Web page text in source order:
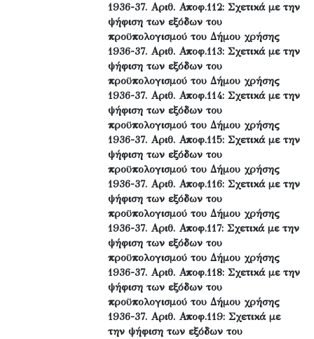
1936-37. Αριθ. Αποφ.112: Σχετικά με την
ψήφιση των εξόδων του
προϋπολογισμού του Δήμου χρήσης
1936-37. Αριθ. Αποφ.113: Σχετικά με την
ψήφιση των εξόδων του
προϋπολογισμού του Δήμου χρήσης
1936-37. Αριθ. Αποφ.114: Σχετικά με την
ψήφιση των εξόδων του
προϋπολογισμού του Δήμου χρήσης
1936-37. Αριθ. Αποφ.115: Σχετικά με την
ψήφιση των εξόδων του
προϋπολογισμού του Δήμου χρήσης
1936-37. Αριθ. Αποφ.116: Σχετικά με την
ψήφιση των εξόδων του
προϋπολογισμού του Δήμου χρήσης
1936-37. Αριθ. Αποφ.117: Σχετικά με την
ψήφιση των εξόδων του
προϋπολογισμού του Δήμου χρήσης
1936-37. Αριθ. Αποφ.118: Σχετικά με την
ψήφιση των εξόδων του
προϋπολογισμού του Δήμου χρήσης
1936-37. Αριθ. Αποφ.119: Σχετικά με
την ψήφιση των εξόδων του